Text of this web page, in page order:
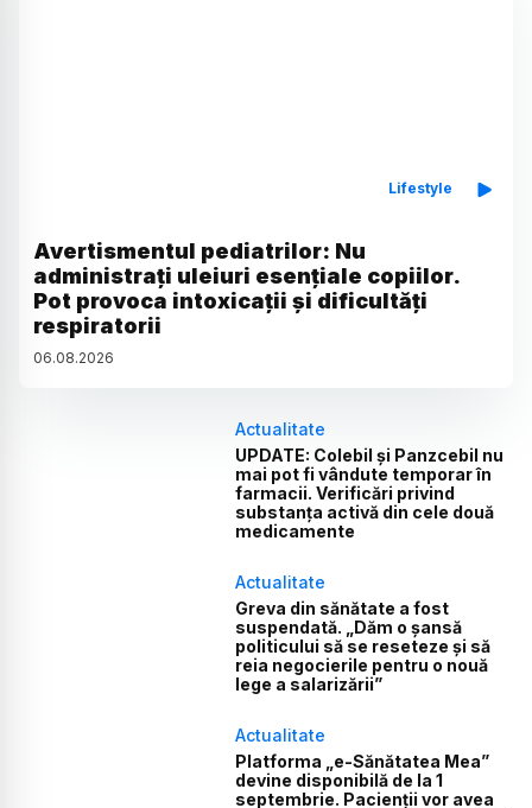
Lifestyle
Avertismentul pediatrilor: Nu
administrați uleiuri esențiale copiilor.
Pot provoca intoxicații și dificultăți
respiratorii
06.08.2026
Actualitate
UPDATE: Colebil și Panzcebil nu
mai pot fi vândute temporar în
farmacii. Verificări privind
substanța activă din cele două
medicamente
Actualitate
Greva din sănătate a fost
suspendată. „Dăm o șansă
politicului să se reseteze și să
reia negocierile pentru o nouă
lege a salarizării”
Actualitate
Platforma „e-Sănătatea Mea”
devine disponibilă de la 1
septembrie. Pacienții vor avea